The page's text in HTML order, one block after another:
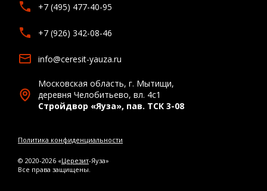
+7 (495) 477-40-95
+7 (926) 342-08-46
info@ceresit-yauza.ru
Московская область, г. Мытищи,
деревня Челобитьево, вл. 4с1
Стройдвор «Яуза», пав. ТСК 3-08
Политика конфиденциальности
© 2020-2026 «Церезит-Яуза»
Все права защищены.